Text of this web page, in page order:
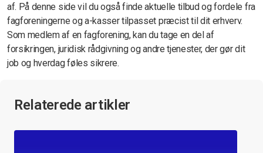
af. På denne side vil du også finde aktuelle tilbud og fordele fra
fagforeningerne og a-kasser tilpasset præcist til dit erhverv.
Som medlem af en fagforening, kan du tage en del af
forsikringen, juridisk rådgivning og andre tjenester, der gør dit
job og hverdag føles sikrere.
Relaterede artikler